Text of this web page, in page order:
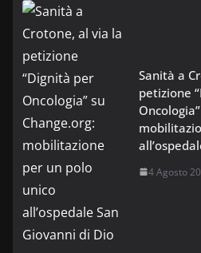
Sanità a
petizione
4 Agosto